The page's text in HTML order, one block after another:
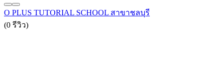
O PLUS TUTORIAL SCHOOL สาขาชลบุรี
(0 รีวิว)